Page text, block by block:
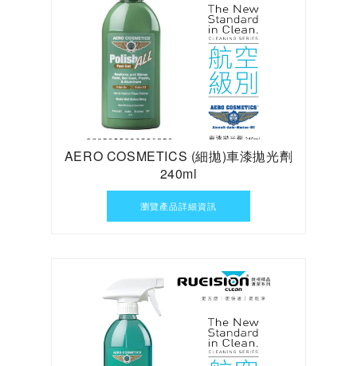
AERO COSMETICS (細拋)車漆拋光劑
240ml
瀏覽產品詳細資訊